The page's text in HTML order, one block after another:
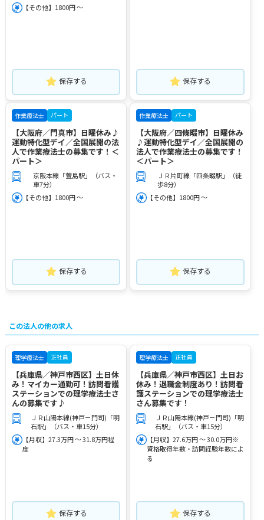
【その他】1800円 ～
保存する 保存する
作業療法士 パート
【大阪府／門真市】日曜休み♪
運動特化型デイ／全国展開の法
人で作業療法士の募集です！＜
パート＞
京阪本線「萱島駅」（バス・
車7分）
【その他】1800円 ～
保存する
作業療法士 パート
【大阪府／四條畷市】日曜休み
♪運動特化型デイ／全国展開の
法人で作業療法士の募集です！
＜パート＞
ＪＲ片町線「四条畷駅」（徒
歩8分）
【その他】1800円 ～
保存する
この法人の他の求人
理学療法士 正社員
【兵庫県／神戸市西区】土日休
み！マイカー通勤可！訪問看護
ステーションでの理学療法士さ
んの募集です♪
ＪＲ山陽本線(神戸－門司)「明
石駅」（バス・車15分）
【月収】27.3万円 ～ 31.8万円程
度
保存する
理学療法士 正社員
【兵庫県／神戸市西区】土日お
休み！退職金制度あり！訪問看
護ステーションでの理学療法士
さん募集です！
ＪＲ山陽本線(神戸－門司)「明
石駅」（バス・車15分）
【月収】27.6万円 ～ 30.0万円※
資格取得年数・訪問経験年数によ
る
保存する